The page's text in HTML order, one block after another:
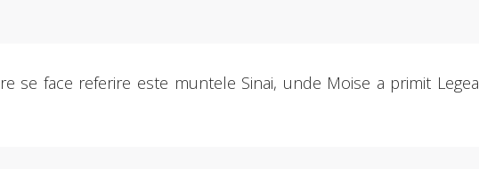
se face referire este muntele Sinai, unde Moise a primit Legea